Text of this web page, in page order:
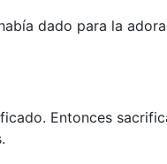
dado para la
Entonces